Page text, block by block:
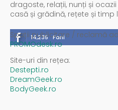
dragoste, relații, nunți și
casă și grădină, rețete și timp
14,235 Fani
Spații publicitare / reclamă
PROMOdesk.ro
Site-uri din rețea:
Destepti.ro
DreamGeek.ro
BodyGeek.ro